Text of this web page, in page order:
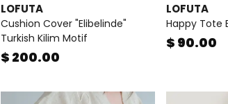
LOFUTA
Cushion Cover "Elibelinde"
Turkish Kilim Motif
$ 200.00
LOFUTA
Happy Tote
$ 90.00